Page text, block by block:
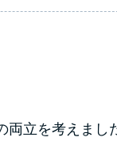
両立を考えまし